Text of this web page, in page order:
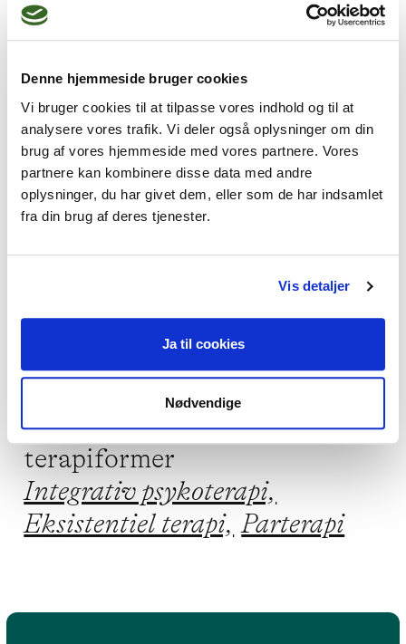
Denne hjemmeside bruger cookies
Vi bruger cookies til at tilpasse vores indhold og til at
analysere vores trafik. Vi deler også oplysninger om din
brug af vores hjemmeside med vores partnere. Vores
partnere kan kombinere disse data med andre
oplysninger, du har givet dem, eller som de har indsamlet
fra din brug af deres tjenester.
Vis detaljer
Ja til cookies
Nødvendige
hjælpe dig. Jeg er god til at lytte og til at
stille spørgsmål. Og så giver jeg dig et
modspil, du ikke kan få af venner og familie.
velkommen til at kontakte mig.
Jeg kan hjælpe dig med
Livskriser, Parforhold, Sorg,
Lavt selvværd
Jeg praktiserer følgende
terapiformer
Integrativ psykoterapi,
Eksistentiel terapi, Parterapi